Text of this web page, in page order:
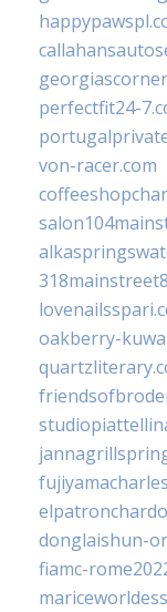
perfectfit24-
von-racer.com
oakberry-
donglaishun-
fiamc-